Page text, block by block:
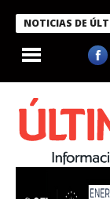
NOTICIAS DE
condecora a